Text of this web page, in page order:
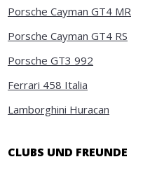
Porsche Cayman GT4 MR
Porsche Cayman GT4 RS
Porsche GT3 992
Ferrari 458 Italia
Lamborghini Huracan
CLUBS UND FREUNDE